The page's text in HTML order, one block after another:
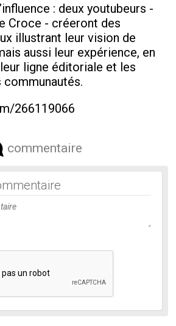
: deux youtubeurs -
Croce - créeront des
illustrant leur vision de
aussi leur expérience, en
ligne éditoriale et les
266119066
commentaire